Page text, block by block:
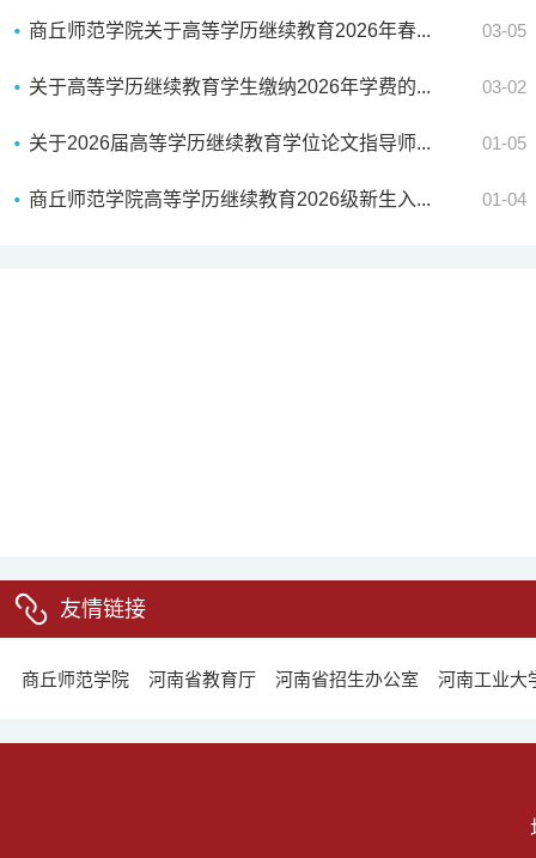
商丘师范学院关于高等学历继续教育2026年春... 03-05
关于高等学历继续教育学生缴纳2026年学费的... 03-02
关于2026届高等学历继续教育学位论文指导师... 01-05
商丘师范学院高等学历继续教育2026级新生入... 01-04
友情链接
商丘师范学院 河南省教育厅 河南省招生办公室 河南工业大